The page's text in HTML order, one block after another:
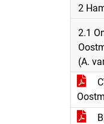
2
2.1
(A.